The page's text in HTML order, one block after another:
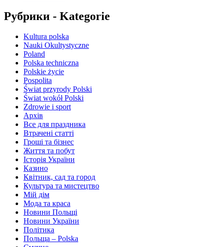
Рубрики - Kategorie
Kultura polska
Nauki Okultystyczne
Poland
Polska techniczna
Polskie życie
Pospolita
Świat przyrody Polski
Świat wokół Polski
Zdrowie i sport
Архів
Все для праздника
Втрачені статті
Гроші та бізнес
Життя та побут
Історія України
Казино
Квітник, сад та город
Культура та мистецтво
Мій дім
Мода та краса
Новини Польщі
Новини України
Політика
Польща – Polska